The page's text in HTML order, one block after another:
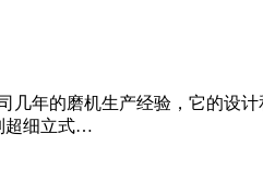
几年的磨机生产经验，它的设
超细立式…